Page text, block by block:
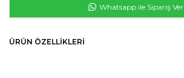
Whatsapp ile Sipariş Ver
ÜRÜN ÖZELLIKLERI